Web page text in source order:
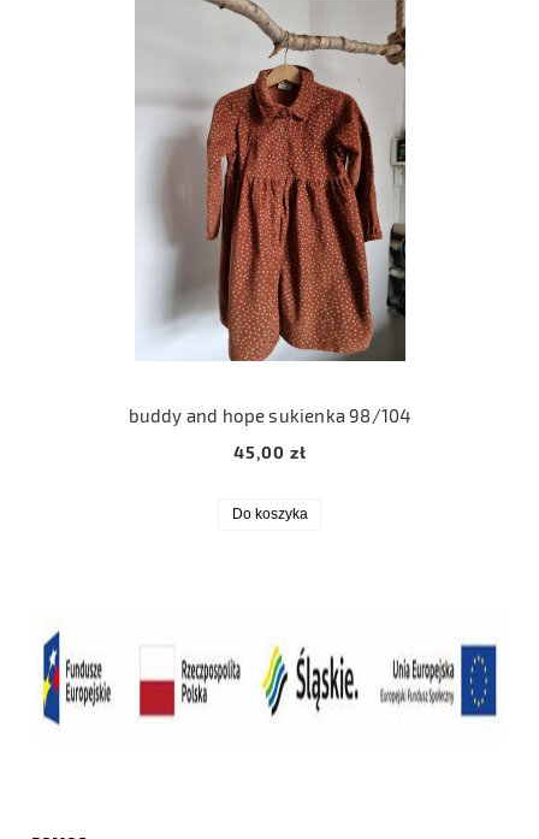
buddy and hope sukienka 98/104
45,00 zł
Do koszyka